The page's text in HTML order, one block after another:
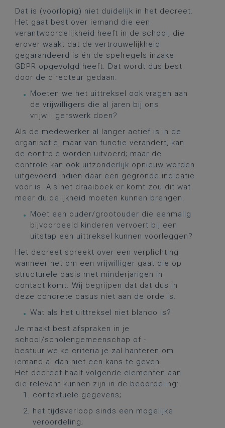
Dat is (voorlopig) niet duidelijk in het decreet.
Het gaat best over iemand die een
verantwoordelijkheid heeft in de school, die
erover waakt dat de vertrouwelijkheid
gegarandeerd is én de spelregels inzake
GDPR opgevolgd heeft. Dat wordt dus best
door de directeur gedaan.
Moeten we het uittreksel ook vragen aan
de vrijwilligers die al jaren bij ons
vrijwilligerswerk doen?
Als de medewerker al langer actief is in de
organisatie, maar van functie verandert, kan
de controle worden uitvoerd; maar de
controle kan ook uitzonderlijk opnieuw worden
uitgevoerd indien daar een gegronde indicatie
voor is. Als het draaiboek er komt zou dit wat
meer duidelijkheid moeten kunnen brengen.
Moet een ouder/grootouder die eenmalig
bijvoorbeeld kinderen vervoert bij een
uitstap een uittreksel kunnen voorleggen?
Het decreet spreekt over een verplichting
wanneer het om een vrijwilliger gaat die op
structurele basis met minderjarigen in
contact komt. Wij begrijpen dat dat dus in
deze concrete casus niet aan de orde is.
Wat als het uittreksel niet blanco is?
Je maakt best afspraken in je
school/scholengemeenschap of -
bestuur welke criteria je zal hanteren om
iemand al dan niet een kans te geven.
Het decreet haalt volgende elementen aan
die relevant kunnen zijn in de beoordeling:
contextuele gegevens;
het tijdsverloop sinds een mogelijke
veroordeling;